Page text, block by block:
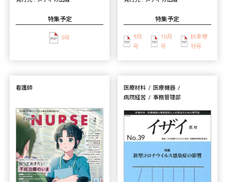
特集予定
5号
特集予定
9月
号
10月
号
秋季増
刊号
看護師 医療材料
医療機器
病院経営
事務管理部